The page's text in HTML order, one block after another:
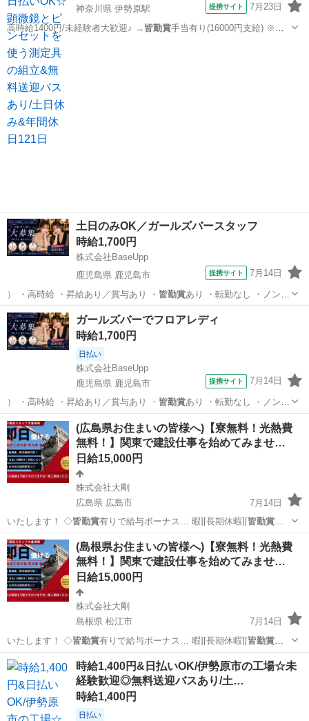
神奈川県 伊勢原駅
提携サイト 7月23日
高時給1400円/未経験者大歓迎♪ → 皆勤賞手当有り(16000円支給) ※条
件有…
神奈川 伊勢原駅
土日のみOK／ガールズバースタッフ
時給1,700円
株式会社BaseUpp
鹿児島県 鹿児島市
提携サイト 7月14日
） ・高時給 ・昇給あり／賞与あり ・ 皆勤賞あり ・転勤なし ・ノンア
ルコールOK…
鹿児島 鹿児島市 ホールスタッフ
ガールズバーでフロアレディ
時給1,700円
日払い
株式会社BaseUpp
鹿児島県 鹿児島市
提携サイト 7月14日
） ・高時給 ・昇給あり／賞与あり ・ 皆勤賞あり ・転勤なし ・ノンア
ルコールOK…
鹿児島 鹿児島市 ホールスタッフ
(広島県お住まいの皆様へ)【寮無料！光熱費
無料！】関東で建設仕事を始めてみませ…
日給15,000円
株式会社大剛
広島県 広島市
7月14日
いたします！ ◇皆勤賞有りで給与ボーナス… 暇][長期休暇][皆勤賞手
当有り][経験者…
広島 広島市 建築
(島根県お住まいの皆様へ)【寮無料！光熱費
無料！】関東で建設仕事を始めてみませ…
日給15,000円
株式会社大剛
島根県 松江市
7月14日
いたします！ ◇皆勤賞有りで給与ボーナス… 暇][長期休暇][皆勤賞手
当有り][経験者…
島根 松江市 建築 無料
時給1,400円&日払いOK/伊勢原市の工場☆未
経験歓迎◎無料送迎バスあり/土…
時給1,400円
日払い